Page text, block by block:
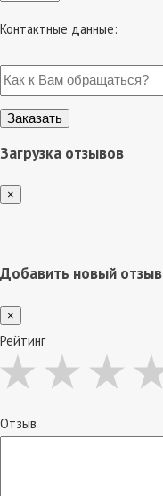
Контактные данные:
Загрузка отзывов
×
Добавить новый отзыв
×
Рейтинг
Отзыв